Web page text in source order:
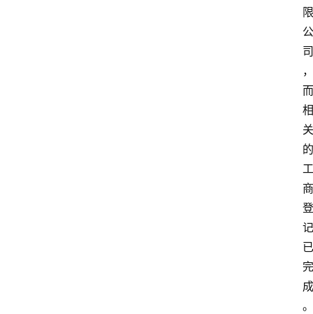
限
公
司
，
而
相
关
的
工
商
登
记
已
完
成
。